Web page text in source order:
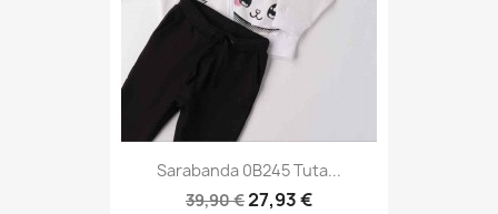
Sarabanda 0B245 Tuta...
39,90 €27,93 €